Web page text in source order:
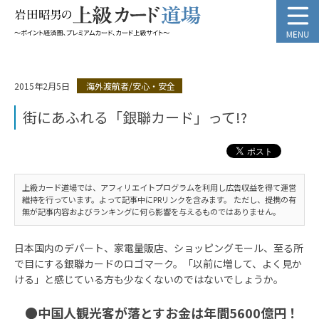
2015年2月5日 海外渡航者/安心・安全
街にあふれる「銀聯カード」って!?
上級カード道場では、アフィリエイトプログラムを利用し広告収益を得て運営
維持を行っています。よって記事中にPRリンクを含みます。 ただし、提携の有
無が記事内容およびランキングに何ら影響を与えるものではありません。
日本国内のデパート、家電量販店、ショッピングモール、至る所
で目にする銀聯カードのロゴマーク。「以前に増して、よく見か
ける」と感じている方も少なくないのではないでしょうか。
●中国人観光客が落とすお金は年間5600億円！